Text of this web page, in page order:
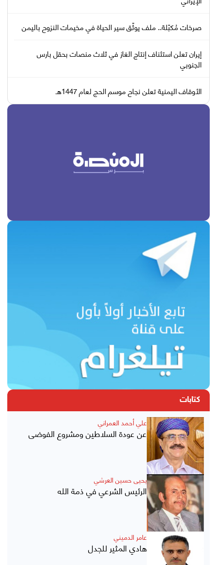
صرخات مُكبّلة.. ملف يوثّق سير الحياة في مخيمات النزوح باليمن
إيران تعلن استئناف إنتاج الغاز في ثلاث منصات بحقل بارس
الجنوبي
الأوقاف اليمنية تعلن نجاح موسم الحج لعام 1447هـ
كتابات
علي أحمد العمراني
عن عودة السلاطين ومشروع الفوضى
يحيى حسين العرشي
الرئيس الشرعي في ذمة الله
عامر الدميني
هادي المثير للجدل